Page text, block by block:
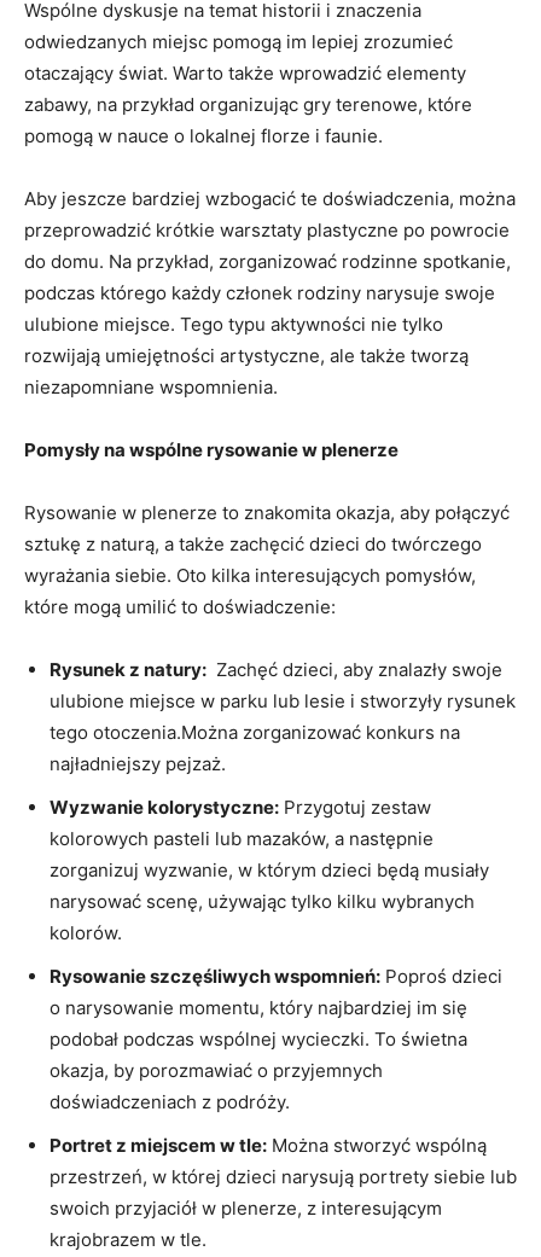
Wspólne dyskusje na temat historii i znaczenia
odwiedzanych miejsc pomogą im lepiej ⁣zrozumieć
⁣otaczający świat. Warto także wprowadzić elementy
zabawy, na ‍przykład organizując gry‍ terenowe, ⁣które
pomogą w nauce o lokalnej florze i faunie.
Aby jeszcze⁢ bardziej wzbogacić te doświadczenia, można
przeprowadzić⁣ krótkie warsztaty plastyczne po powrocie
do ⁢domu. ⁣Na przykład, zorganizować rodzinne​ spotkanie,
podczas ​którego​ każdy członek rodziny narysuje swoje
ulubione miejsce. ⁣Tego ‍typu aktywności⁤ nie tylko
rozwijają ​umiejętności​ artystyczne, ale także tworzą
niezapomniane wspomnienia.
Pomysły na wspólne rysowanie w plenerze
Rysowanie w ⁢plenerze to znakomita okazja, aby⁤ połączyć
sztukę ⁣z⁤ naturą, ⁢a ‌także zachęcić‌ dzieci do twórczego​
wyrażania siebie. Oto kilka interesujących pomysłów,
które mogą umilić ‍to doświadczenie:
Rysunek ​z natury: ​ Zachęć dzieci,‍ aby znalazły ⁤swoje
ulubione ⁢miejsce ⁤w parku lub lesie i stworzyły ‌rysunek
tego otoczenia.Można zorganizować konkurs na
najładniejszy pejzaż.
Wyzwanie ⁢kolorystyczne: Przygotuj zestaw‍
kolorowych ‌pasteli lub mazaków, a następnie‌
zorganizuj wyzwanie,⁤ w którym dzieci będą​ musiały
narysować ⁢scenę, używając tylko ⁢kilku wybranych
kolorów.
Rysowanie szczęśliwych wspomnień: ⁤Poproś ⁣dzieci⁤
o narysowanie momentu, który⁢ najbardziej im się
podobał​ podczas wspólnej wycieczki. To świetna
okazja, by porozmawiać o przyjemnych
doświadczeniach z podróży.
Portret z miejscem w tle: Można stworzyć​ wspólną
przestrzeń, w której dzieci narysują portrety ‌siebie lub
swoich przyjaciół w plenerze, z interesującym​
krajobrazem w tle.